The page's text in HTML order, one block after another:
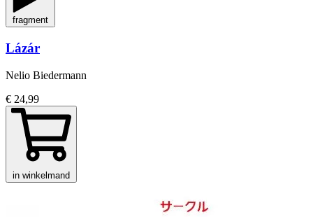
fragment
Lázár
Nelio Biedermann
€ 24,99
in winkelmand